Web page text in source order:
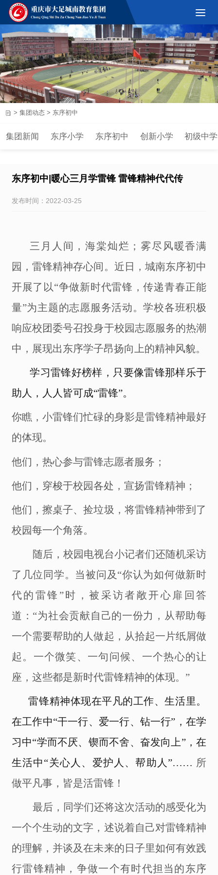
集团新闻 东序小学 东序初中 创新小学 初级中学
> 集团动态> 东序初中
东序初中|暖心三月学雷锋 雷锋精神代代传
发布时间：2022-03-25
三月人间，海棠灿烂； 雾尽风暖香满
园，雷锋精神存心间。 近日， 城南东序初中
开展了以“争做新时代雷锋，传递青春正能
量”为主题的志愿服务活动。学校各班积极
响应校团委号召投身于校园志愿服务的热潮
中，展现出东序学子昂扬向上的精神风貌。
学习雷锋好榜样，只要像雷锋那样乐于
助人 ，人人皆可成“雷锋”。
你瞧，小雷锋们忙碌的身影是雷锋精神最好
的体现。
他们，热心参与雷锋志愿者服务；
他们，穿梭于校园各处，宣扬雷锋精神；
他们，擦桌子、捡垃圾，将雷锋精神带到了
校园每一个角落。
随后，校园电视台小记者们还随机采访
了几位同学。当被问及 “你认为如何做新时
代的雷锋”时，被采访者敞开心扉回答
道：“为社会贡献自己的一份力，从帮助每
一个需要帮助的人做起，从拾起一片纸屑做
起。一个微笑 、 一句问候、 一个热心的让
座，这些都是新时代雷锋精神的体现。 ”
雷锋精神体现在平凡的工作、生活里。
在工作中“干一行、爱一行、钻一行”，在学
习中“学而不厌、锲而不舍、奋发向上”，在
生活中“关心人、爱护人、帮助人”…… 所
做平凡事，皆是活雷锋！
最后，同学们还将这次活动的感受化为
一个个生动的文字，述说着自己对雷锋精神
的理解，并谈及在未来的日子里如何有效践
行雷锋精神，争做一个有时代担当的东序